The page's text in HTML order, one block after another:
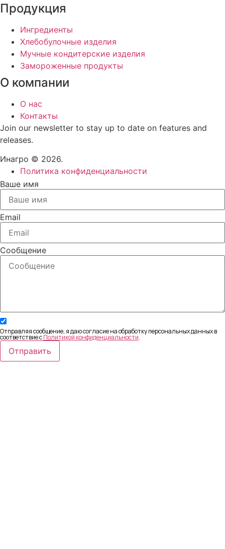
Продукция
Ингредиенты
Хлебобулочные изделия
Мучные кондитерские изделия
Замороженные продукты
О компании
О нас
Контакты
Join our newsletter to stay up to date on features and
releases.
Инагро © 2026.
Политика конфиденциальности
Ваше имя
Email
Сообщение
Отправляя сообщение, я даю согласие на обработку персональных данных в
соответствие сПолитикой конфиденциальности.
Отправить